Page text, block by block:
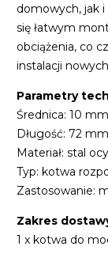
domowych, jak
się łatwym
obciążenia, co
instalacji
Parametry
Średnica: 10 mm
Długość: 72 mm
Materiał: stal
Typ: kotwa
Zastosowanie:
Zakres
1 x kotwa do